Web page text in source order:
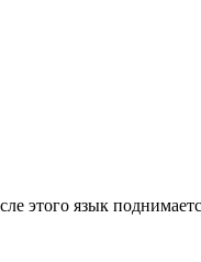
этого язык